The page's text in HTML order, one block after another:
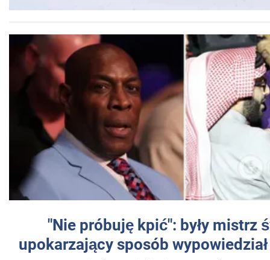
"Nie próbuję kpić": były mistrz
upokarzający sposób